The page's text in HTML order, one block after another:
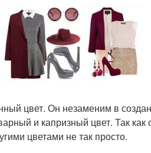
цвет. Он незаменим в
и капризный цвет. Так как
цветами не так просто.